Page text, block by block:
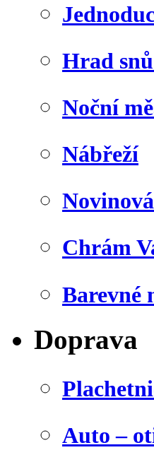
Hrad
Noční
Nábřeží
Chrám
Barevné
Doprava
Auto –